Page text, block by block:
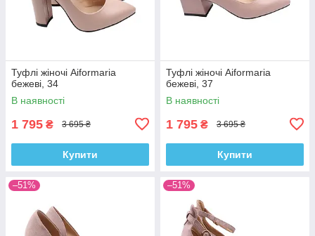
Туфлі жіночі Aiformaria
бежеві, 34
В наявності
1 795 ₴ 3 695 ₴
Купити
Туфлі жіночі Aiformaria
бежеві, 37
В наявності
1 795 ₴ 3 695 ₴
Купити
–51% –51%